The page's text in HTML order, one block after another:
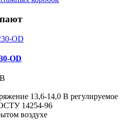
OD
13,6-14,0 В регулируемое
14254-96
воздухе